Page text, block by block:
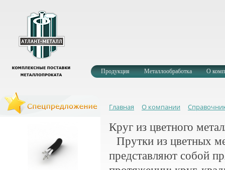
Продукция Металлообработка О
Сетка от 24 руб/м2.
Труба нерж. 179 руб/кг
Главная О компании
Круг из цветного
Прутки из цветных
представляют собой